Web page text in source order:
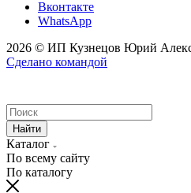
Вконтакте
WhatsApp
2026 © ИП Кузнецов Юрий
Сделано командой
Найти
Каталог
По всему сайту
По каталогу